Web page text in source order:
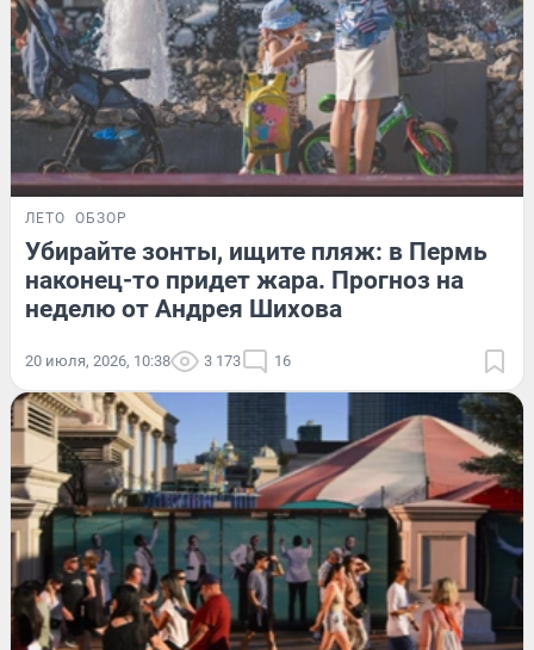
ЛЕТО ОБЗОР
Убирайте зонты, ищите пляж: в Пермь
наконец-то придет жара. Прогноз на
неделю от Андрея Шихова
20 июля, 2026, 10:38 3 173 16